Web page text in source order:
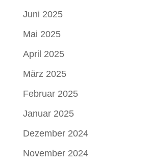
Juni 2025
Mai 2025
April 2025
März 2025
Februar 2025
Januar 2025
Dezember 2024
November 2024